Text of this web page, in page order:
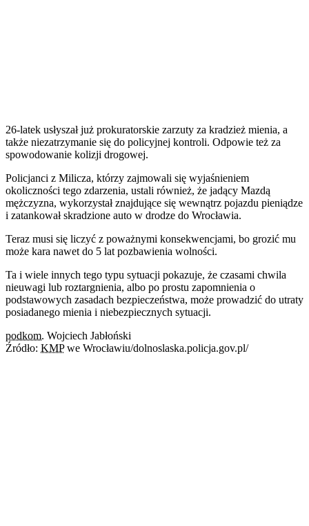
26-latek usłyszał już prokuratorskie zarzuty za kradzież mienia, a
także niezatrzymanie się do policyjnej kontroli. Odpowie też za
spowodowanie kolizji drogowej.
Policjanci z Milicza, którzy zajmowali się wyjaśnieniem
okoliczności tego zdarzenia, ustali również, że jadący Mazdą
mężczyzna, wykorzystał znajdujące się wewnątrz pojazdu pieniądze
i zatankował skradzione auto w drodze do Wrocławia.
Teraz musi się liczyć z poważnymi konsekwencjami, bo grozić mu
może kara nawet do 5 lat pozbawienia wolności.
Ta i wiele innych tego typu sytuacji pokazuje, że czasami chwila
nieuwagi lub roztargnienia, albo po prostu zapomnienia o
podstawowych zasadach bezpieczeństwa, może prowadzić do utraty
posiadanego mienia i niebezpiecznych sytuacji.
podkom. Wojciech Jabłoński
Źródło: KMPwe Wrocławiu/dolnoslaska.policja.gov.pl/